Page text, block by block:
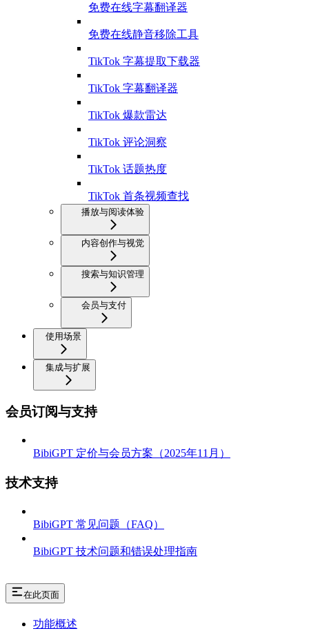
免费在线字幕翻译器
免费在线静音移除工具
TikTok 字幕提取下载器
TikTok 字幕翻译器
TikTok 爆款雷达
TikTok 评论洞察
TikTok 话题热度
TikTok 首条视频查找
播放与阅读体验
内容创作与视觉
搜索与知识管理
会员与支付
使用场景
集成与扩展
会员订阅与支持
BibiGPT 定价与会员方案（2025年11月）
技术支持
BibiGPT 常见问题（FAQ）
BibiGPT 技术问题和错误处理指南
在此页面
功能概述